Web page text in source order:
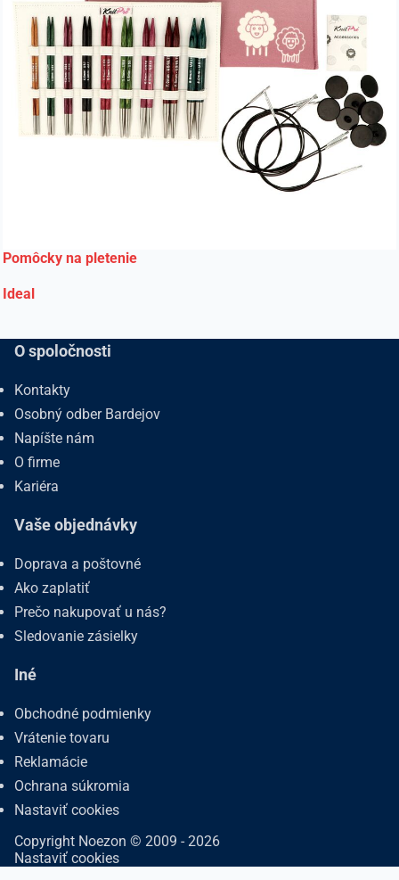
Pomôcky na pletenie
Ideal
O spoločnosti
Kontakty
Osobný odber Bardejov
Napíšte nám
O firme
Kariéra
Vaše objednávky
Doprava a poštovné
Ako zaplatiť
Prečo nakupovať u nás?
Sledovanie zásielky
Iné
Obchodné podmienky
Vrátenie tovaru
Reklamácie
Ochrana súkromia
Nastaviť cookies
Copyright Noezon © 2009 - 2026
Nastaviť cookies